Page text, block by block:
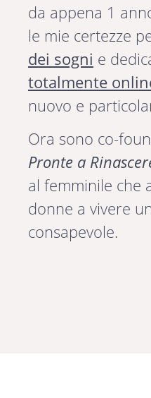
da appena 1
le mie certezze
dei sogni e
totalmente
nuovo e
Ora sono co-
Pronte a
al femminile che
donne a vivere
consapevole.